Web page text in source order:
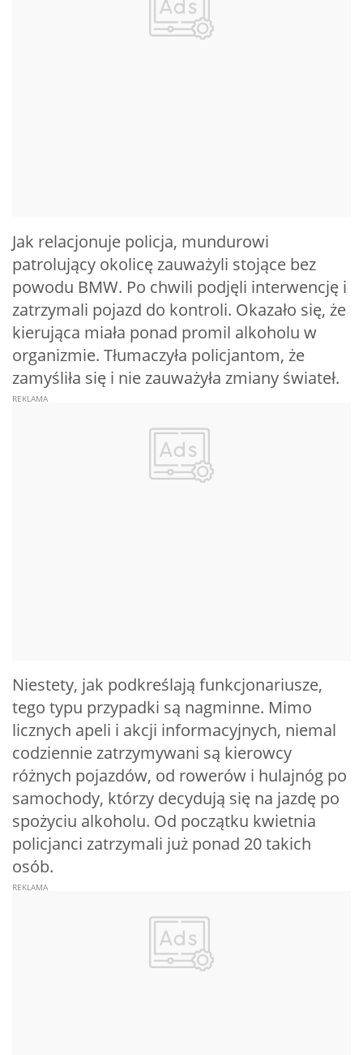
Jak relacjonuje policja, mundurowi
patrolujący okolicę zauważyli stojące bez
powodu BMW. Po chwili podjęli interwencję i
zatrzymali pojazd do kontroli. Okazało się, że
kierująca miała ponad promil alkoholu w
organizmie. Tłumaczyła policjantom, że
zamyśliła się i nie zauważyła zmiany świateł.
Niestety, jak podkreślają funkcjonariusze,
tego typu przypadki są nagminne. Mimo
licznych apeli i akcji informacyjnych, niemal
codziennie zatrzymywani są kierowcy
różnych pojazdów, od rowerów i hulajnóg po
samochody, którzy decydują się na jazdę po
spożyciu alkoholu. Od początku kwietnia
policjanci zatrzymali już ponad 20 takich
osób.